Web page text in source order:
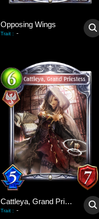
Opposing Wings
Trait : -
Cattleya, Grand Priestess
Trait : -